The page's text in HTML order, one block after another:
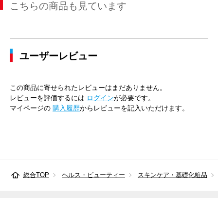
こちらの商品も見ています
ユーザーレビュー
この商品に寄せられたレビューはまだありません。
レビューを評価するには ログインが必要です。
マイページの 購入履歴からレビューを記入いただけます。
総合TOP ヘルス・ビューティー スキンケア・基礎化粧品